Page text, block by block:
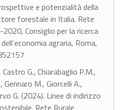
e potenzialità della
forestale in Italia. Rete
Consiglio per la ricerca
agraria, Roma,
G., Chiarabaglio P.M.,
M., Giorcelli A.,
G. (2024). Linee di indirizzo
Rete Rurale